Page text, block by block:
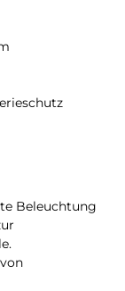
Beleuchtung